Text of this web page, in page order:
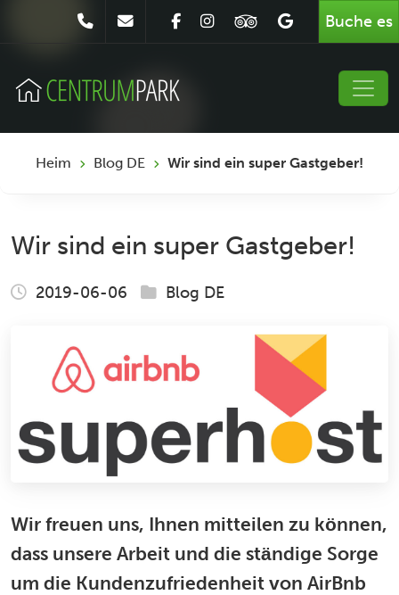
Buche es
Heim Blog DE Wir sind ein super Gastgeber!
Wir sind ein super Gastgeber!
2019-06-06 Blog DE
Wir freuen uns, Ihnen mitteilen zu können,
dass unsere Arbeit und die ständige Sorge
um die Kundenzufriedenheit von AirBnb